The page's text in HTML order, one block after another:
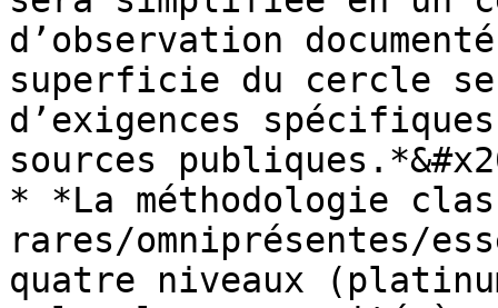
d’observation
superficie du cercle
d’exigences
sources
* *La méthodologie
rares/omniprésentes/
quatre niveaux